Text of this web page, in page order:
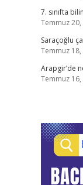
7. sınıfta
Temmuz 20,
Saraçoğlu
Temmuz 18,
Arapgir’de
Temmuz 16,